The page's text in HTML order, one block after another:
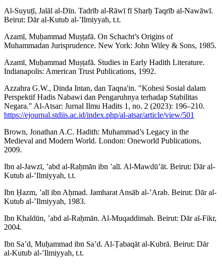
Al-Suyuṭī, Jalāl al-Dīn. Tadrīb al-Rāwī fī Sharḥ Taqrīb al-Nawāwī.
Beirut: Dār al-Kutub al-ʼIlmiyyah, t.t.
Azamī, Muḥammad Muṣṭafā. On Schacht’s Origins of
Muhammadan Jurisprudence. New York: John Wiley & Sons, 1985.
Azamī, Muḥammad Muṣṭafā. Studies in Early Hadith Literature.
Indianapolis: American Trust Publications, 1992.
Azzahra G.W., Dinda Intan, dan Taqna'in. "Kohesi Sosial dalam
Perspektif Hadis Nabawi dan Pengaruhnya terhadap Stabilitas
Negara." Al-Atsar: Jurnal Ilmu Hadits 1, no. 2 (2023): 196–210.
https://ejournal.stdiis.ac.id/index.php/al-atsar/article/view/501
Brown, Jonathan A.C. Hadith: Muhammad’s Legacy in the
Medieval and Modern World. London: Oneworld Publications,
2009.
Ibn al-Jawzī, ʼabd al-Raḥmān ibn ʼalī. Al-Mawdūʼāt. Beirut: Dār al-
Kutub al-ʼIlmiyyah, t.t.
Ibn Ḥazm, ʼalī ibn Aḥmad. Jamharat Ansāb al-ʼArab. Beirut: Dār al-
Kutub al-ʼIlmiyyah, 1983.
Ibn Khaldūn, ʼabd al-Raḥmān. Al-Muqaddimah. Beirut: Dār al-Fikr,
2004.
Ibn Saʼd, Muḥammad ibn Saʼd. Al-Ṭabaqāt al-Kubrā. Beirut: Dār
al-Kutub al-ʼIlmiyyah, t.t.